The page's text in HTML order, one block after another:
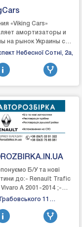
«Viking Cars»
амортизаторы и
на рынок Украины с
Наш ассортимент
маро...
Небесної Сотні, 2а,
Б/У та нові
до:- Renault Trafic
Vivaro A 2001-2014 ;-
Master 2, Opel Movano
11